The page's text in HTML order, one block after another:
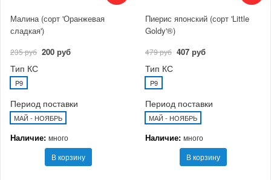
Малина (сорт 'Оранжевая
сладкая')
235 руб 200 руб
Тип КС
P9
Период поставки
МАЙ - НОЯБРЬ
Наличие: много
В корзину
Пиерис японский (сорт 'Little
Goldy'®)
479 руб 407 руб
Тип КС
P9
Период поставки
МАЙ - НОЯБРЬ
Наличие: много
В корзину